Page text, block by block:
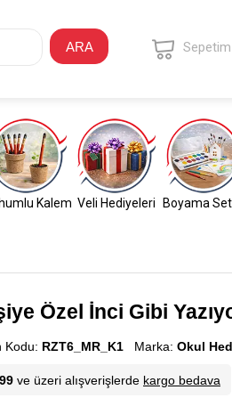
ARA Sepetim
Kalem Veli Hediyeleri Boyama
Özel İnci Gibi
Kodu: RZT6_MR_K1 Marka: Okul
ve üzeri alışverişlerde kargo bedava